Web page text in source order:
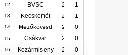
12. BVSC 2 1
13. Kecskemét 2 1
14. Mezőkövesd 2 0
15. Csákvár 2 0
16. Kozármisleny 2
0